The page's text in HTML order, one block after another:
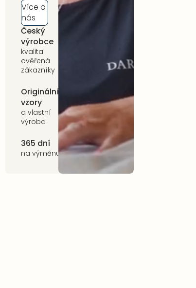
Více o
nás
Český
výrobce
kvalita
ověřená
zákazníky
Originální
vzory
a vlastní
výroba
kvalitní přírodní
materiály
365 dní
na výměnu